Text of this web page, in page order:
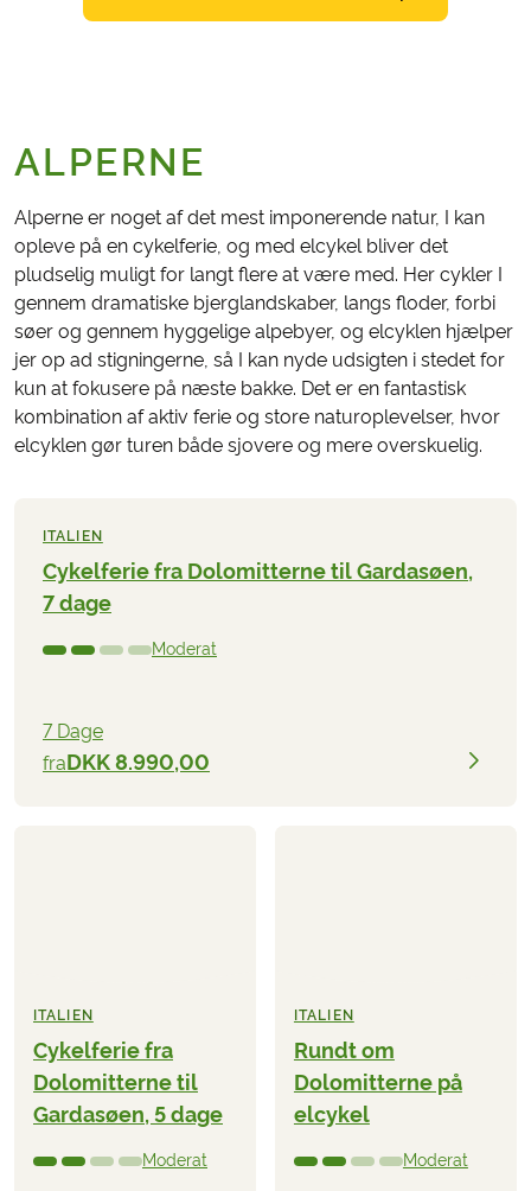
ITALIEN
Cykelferie fra Dolomitterne til Gardasøen,
7 dage
Moderat
7 Dage
fraDKK 8.990,00
ALPERNE
Alperne er noget af det mest imponerende natur, I kan
opleve på en cykelferie, og med elcykel bliver det
pludselig muligt for langt flere at være med. Her cykler I
gennem dramatiske bjerglandskaber, langs floder, forbi
søer og gennem hyggelige alpebyer, og elcyklen hjælper
jer op ad stigningerne, så I kan nyde udsigten i stedet for
kun at fokusere på næste bakke. Det er en fantastisk
kombination af aktiv ferie og store naturoplevelser, hvor
elcyklen gør turen både sjovere og mere overskuelig.
ITALIEN
Cykelferie fra
Dolomitterne til
Gardasøen, 5 dage
Moderat
ITALIEN
Rundt om
Dolomitterne på
elcykel
Moderat